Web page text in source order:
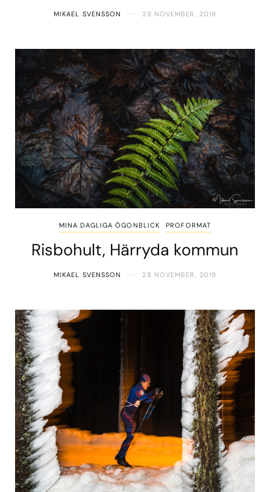
MIKAEL SVENSSON 29 NOVEMBER, 2019
MINA DAGLIGA ÖGONBLICK PROFORMAT
Risbohult, Härryda kommun
MIKAEL SVENSSON 28 NOVEMBER, 2019